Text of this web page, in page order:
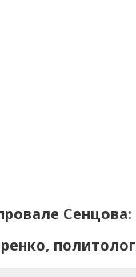
Сенцова:
политолог